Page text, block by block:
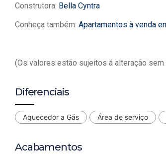
Construtora: Bella Cyntra
Conheça também: Apartamentos à venda
(Os valores estão sujeitos á alteração
Diferenciais
Aquecedor a Gás Área de serviço
Acabamentos